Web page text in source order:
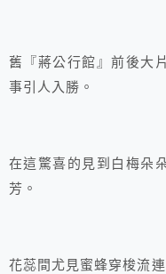
舊『蔣公行館』前後大
事引人入勝。
在這驚喜的見到白梅朵
芳。
花蕊間尤見蜜蜂穿梭流